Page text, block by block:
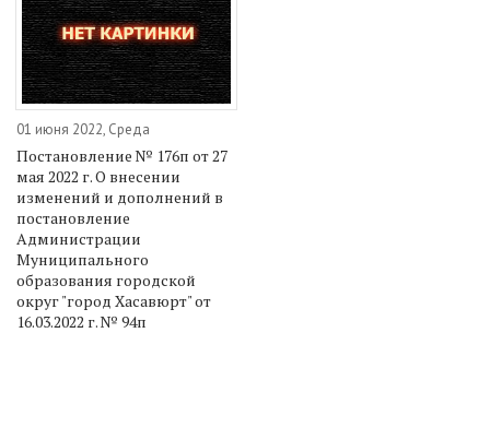
01 июня 2022, Среда
Постановление № 176п от 27
мая 2022 г. О внесении
изменений и дополнений в
постановление
Администрации
Муниципального
образования городской
округ "город Хасавюрт" от
16.03.2022 г. № 94п